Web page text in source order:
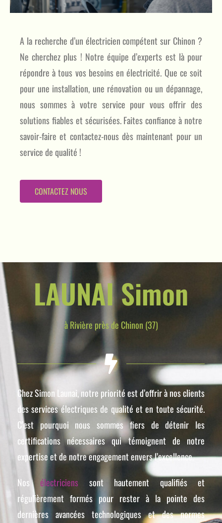
A la recherche d’un électricien compétent sur Chinon ?
Ne cherchez plus ! Notre équipe d’experts est là pour
répondre à tous vos besoins en électricité. Que ce soit
pour une installation, une rénovation ou un dépannage,
nous sommes à votre service pour vous offrir des
solutions fiables et sécurisées. Faites confiance à notre
savoir-faire et contactez-nous dès maintenant pour un
service de qualité !
CONTACTEZ NOUS
LAUNAI Simon
à Rivière près de Chinon (37)
Chez Simon Launai, notre priorité est d’offrir à nos clients
des services électriques de qualité et en toute sécurité.
C’est pourquoi nous sommes fiers de détenir les
certifications nécessaires qui témoignent de notre
expertise et de notre engagement envers l’excellence.
Nos électriciens sont hautement qualifiés et
régulièrement formés pour rester à la pointe des
dernières avancées technologiques et des normes